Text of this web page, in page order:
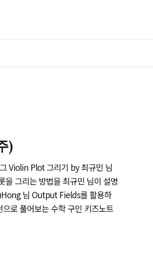
)
Violin Plot 그리기 by 최규민 님
그리는 방법을 최규민 님이 설명
님 Output Fields를 활용하
로 풀어보는 수학 구인 키즈노트